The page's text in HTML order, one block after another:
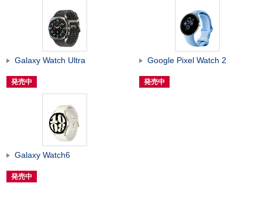
Galaxy Watch Ultra
発売中
Google Pixel Watch 2
発売中
Galaxy Watch6
発売中